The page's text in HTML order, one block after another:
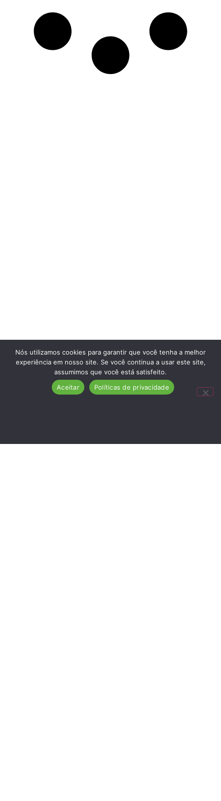
Nós utilizamos cookies para garantir que você tenha a melhor
experiência em nosso site. Se você continua a usar este site,
assumimos que você está satisfeito.
Aceitar
Políticas de privacidade